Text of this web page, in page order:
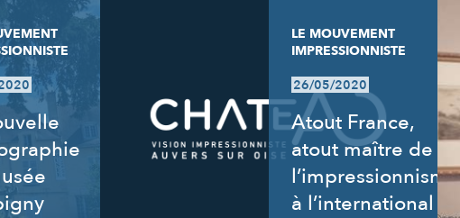
LE MOUVEMENT
IMPRESSIONNISTE
26/05/2020
Atout France,
atout maître de
l’impressionnisme
à l’international